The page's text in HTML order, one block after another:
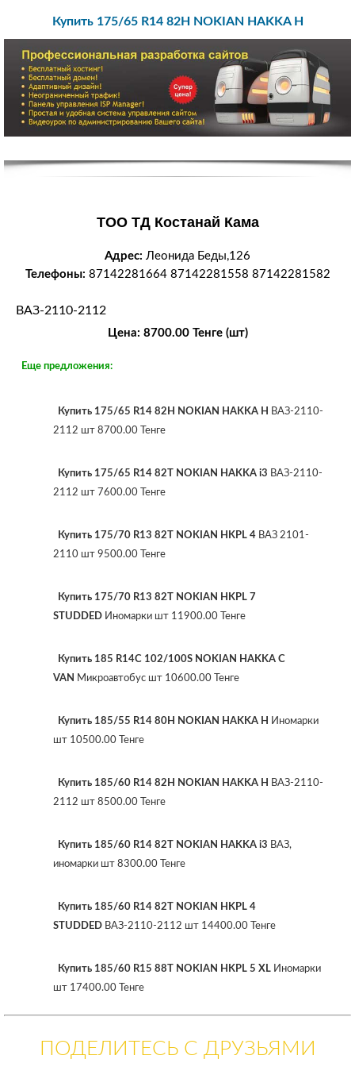
Купить 175/65 R14 82H NOKIAN HAKKA H
ТОО ТД Костанай Кама
Адрес: Леонида Беды,126
Телефоны: 87142281664 87142281558 87142281582
ВАЗ-2110-2112
Цена: 8700.00 Тенге (шт)
Еще предложения:
Купить 175/65 R14 82H NOKIAN HAKKA H ВАЗ-2110-
2112 шт 8700.00 Тенге
Купить 175/65 R14 82T NOKIAN HAKKA i3 ВАЗ-2110-
2112 шт 7600.00 Тенге
Купить 175/70 R13 82T NOKIAN HKPL 4 ВАЗ 2101-
2110 шт 9500.00 Тенге
Купить 175/70 R13 82T NOKIAN HKPL 7
STUDDED Иномарки шт 11900.00 Тенге
Купить 185 R14C 102/100S NOKIAN HAKKA C
VAN Микроавтобус шт 10600.00 Тенге
Купить 185/55 R14 80H NOKIAN HAKKA H Иномарки
шт 10500.00 Тенге
Купить 185/60 R14 82H NOKIAN HAKKA H ВАЗ-2110-
2112 шт 8500.00 Тенге
Купить 185/60 R14 82T NOKIAN HAKKA i3 ВАЗ,
иномарки шт 8300.00 Тенге
Купить 185/60 R14 82T NOKIAN HKPL 4
STUDDED ВАЗ-2110-2112 шт 14400.00 Тенге
Купить 185/60 R15 88T NOKIAN HKPL 5 XL Иномарки
шт 17400.00 Тенге
ПОДЕЛИТЕСЬ С ДРУЗЬЯМИ